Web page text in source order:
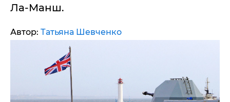
Ла-Манш.
Автор: Татьяна Шевченко